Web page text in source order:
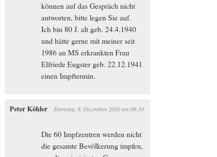
können auf das Gespräch nicht
antworten, bitte legen Sie auf.
Ich bin 80 J. alt geb. 24.4.1940
und hätte gerne mit meiner seit
1986 an MS erkrankten Frau
Elfriede Eugster geb. 22.12.1941
einen Impftermin.
Peter Köhler Dienstag, 8. Dezember 2020um 06:34
·
Die 60 Impfzentren werden nicht
die gesamte Bevölkerung impfen,